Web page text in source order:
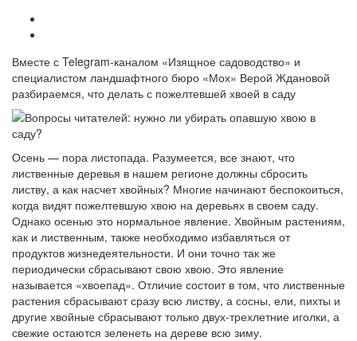
Вместе с Telegram-каналом «Изящное садоводство» и
специалистом ландшафтного бюро «Мох» Верой Ждановой
разбираемся, что делать с пожелтевшей хвоей в саду
Осень — пора листопада. Разумеется, все знают, что
лиственные деревья в нашем регионе должны сбросить
листву, а как насчет хвойных? Многие начинают беспокоиться,
когда видят пожелтевшую хвою на деревьях в своем саду.
Однако осенью это нормальное явление. Хвойным растениям,
как и лиственным, также необходимо избавляться от
продуктов жизнедеятельности. И они точно так же
периодически сбрасывают свою хвою. Это явление
называется «хвоепад». Отличие состоит в том, что лиственные
растения сбрасывают сразу всю листву, а сосны, ели, пихты и
другие хвойные сбрасывают только двух-трехлетние иголки, а
свежие остаются зеленеть на дереве всю зиму.